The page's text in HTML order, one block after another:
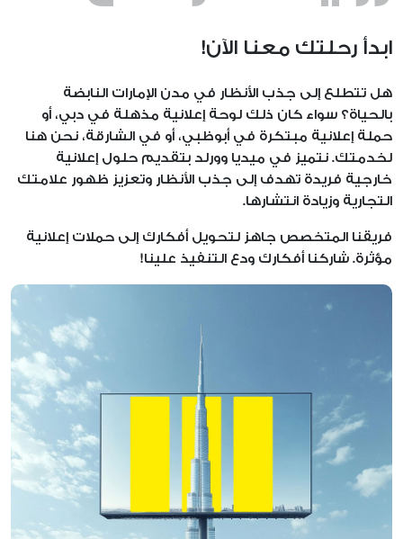
اتصل بنا
ابدأ رحلتك معنا الآن!
هل تتطلع إلى جذب الأنظار في مدن الإمارات النابضة
بالحياة؟ سواء كان ذلك لوحة إعلانية مذهلة في دبي، أو
حملة إعلانية مبتكرة في أبوظبي، أو في الشارقة، نحن هنا
لخدمتك. نتميز في ميديا وورلد بتقديم حلول إعلانية
خارجية فريدة تهدف إلى جذب الأنظار وتعزيز ظهور علامتك
التجارية وزيادة انتشارها.
فريقنا المتخصص جاهز لتحويل أفكارك إلى حملات إعلانية
مؤثرة. شاركنا أفكارك ودع التنفيذ علينا!